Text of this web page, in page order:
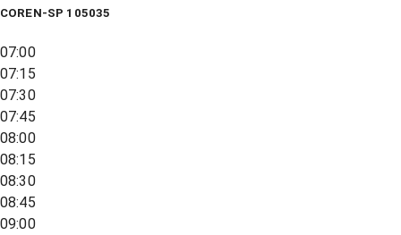
COREN-SP 105035
07:00
07:15
07:30
07:45
08:00
08:15
08:30
08:45
09:00